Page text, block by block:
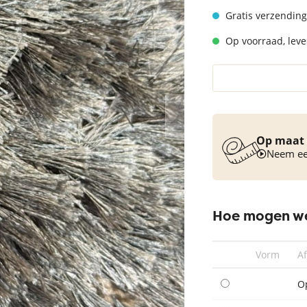
Vloerkleed turquoise
Gratis
Op voorraad,
Op
Neem
Hoe mogen
Vorm